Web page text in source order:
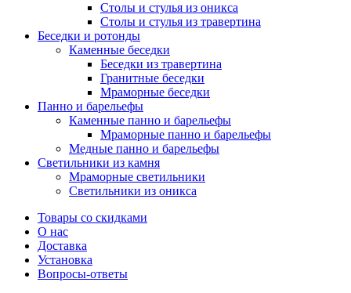
Столы и стулья из оникса
Столы и стулья из травертина
Беседки и ротонды
Каменные беседки
Беседки из травертина
Гранитные беседки
Мраморные беседки
Панно и барельефы
Каменные панно и барельефы
Мраморные панно и барельефы
Медные панно и барельефы
Светильники из камня
Мраморные светильники
Светильники из оникса
Товары со скидками
О нас
Доставка
Установка
Вопросы-ответы